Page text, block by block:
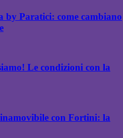
by Paratici: come cambiano
Le condizioni con la
con Fortini: la